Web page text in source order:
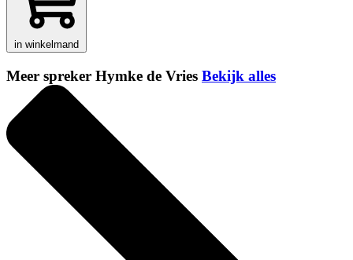
in winkelmand
Meer spreker Hymke de Vries Bekijk alles